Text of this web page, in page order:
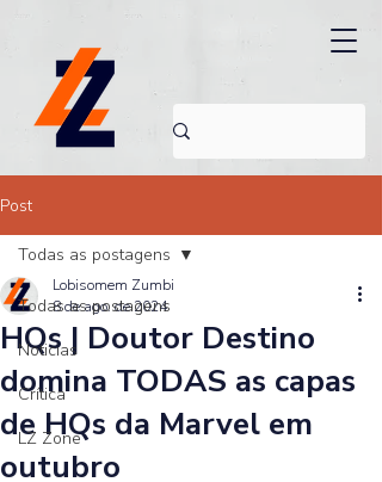
Post
Todas as postagens
Noticias
Crítica
LZ Zone
Todas as postagens
HQs | Doutor Destino
domina TODAS as capas
de HQs da Marvel em
outubro
Lobisomem Zumbi
8 de ago. de 2024